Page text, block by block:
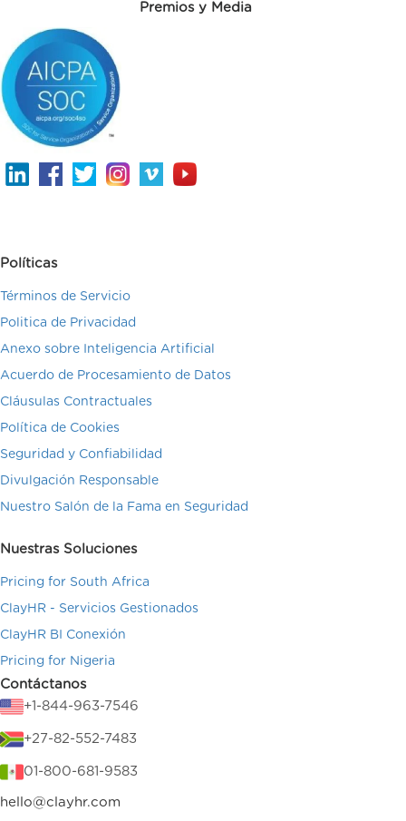
Premios y Media
Políticas
Términos de Servicio
Politica de Privacidad
Anexo sobre Inteligencia Artificial
Acuerdo de Procesamiento de Datos
Cláusulas Contractuales
Política de Cookies
Seguridad y Confiabilidad
Divulgación Responsable
Nuestro Salón de la Fama en Seguridad
Nuestras Soluciones
Pricing for South Africa
ClayHR - Servicios Gestionados
ClayHR BI Conexión
Pricing for Nigeria
Contáctanos
+1-844-963-7546
+27-82-552-7483
01-800-681-9583
hello@clayhr.com